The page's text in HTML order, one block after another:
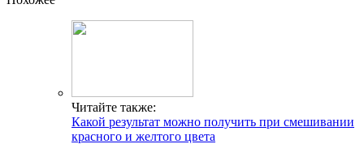
Читайте также:
Какой результат можно получить при смешивании
красного и желтого цвета